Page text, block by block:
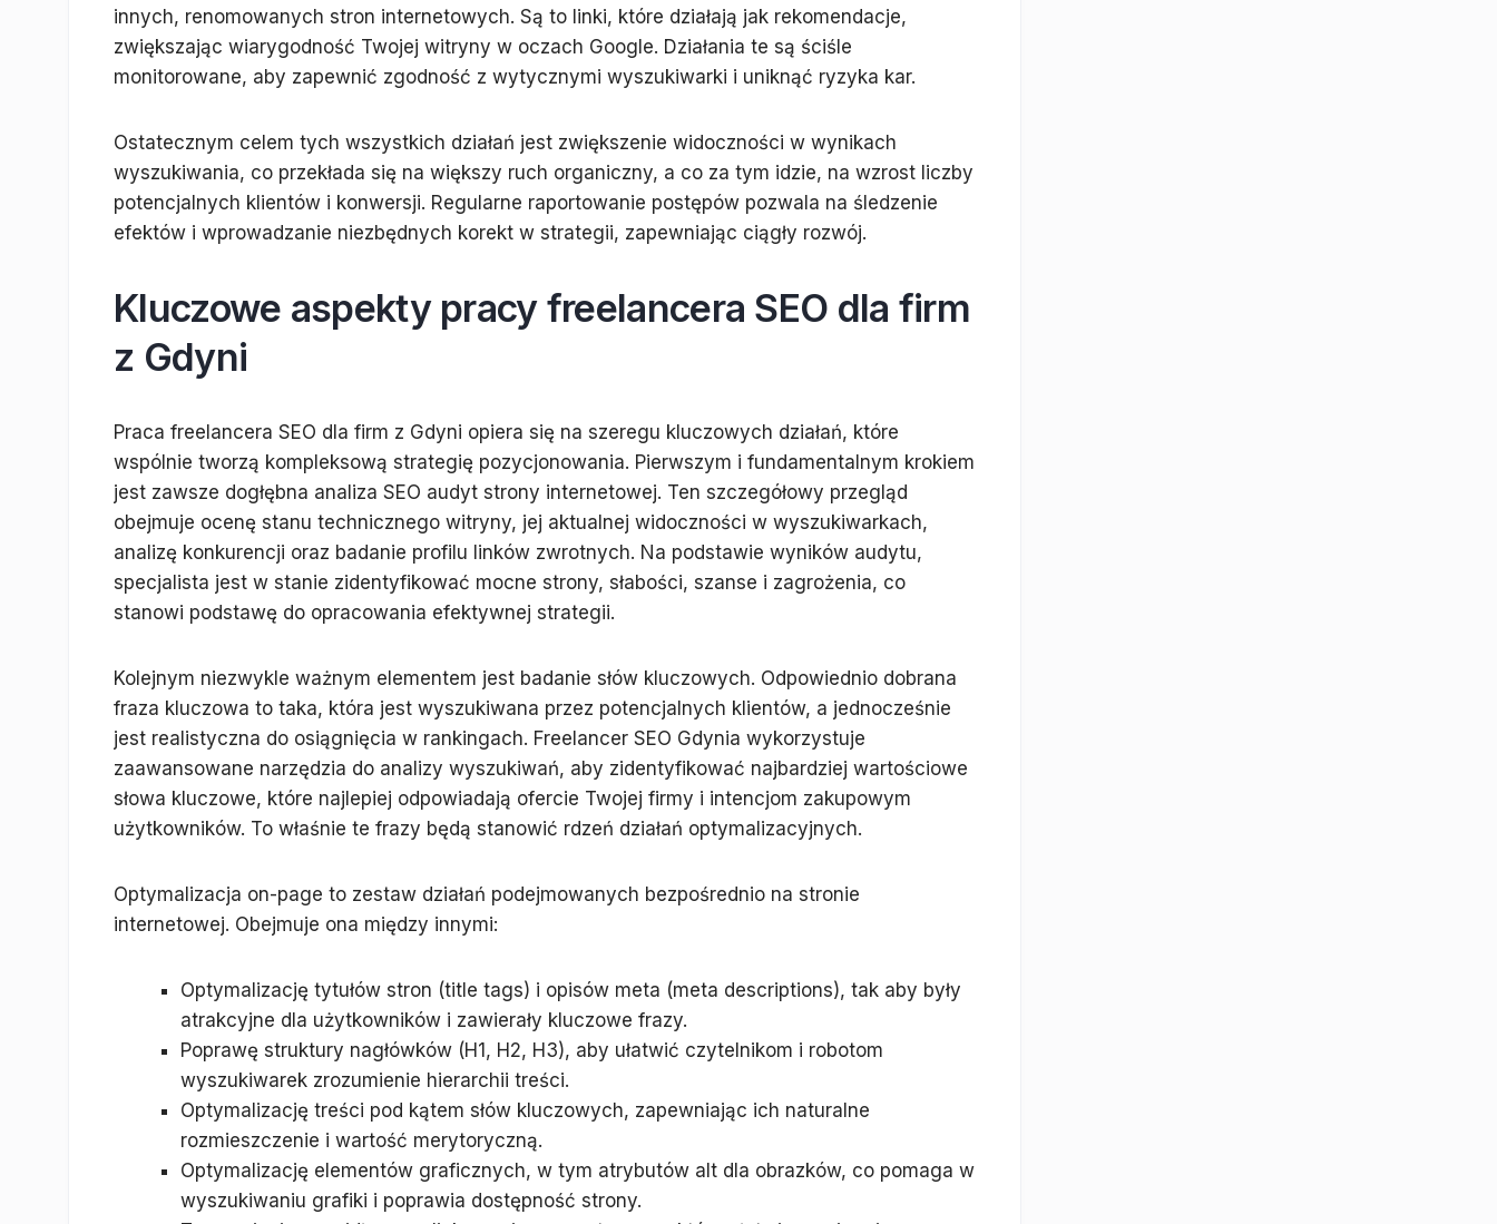
innych, renomowanych stron internetowych. Są to linki, które działają jak rekomendacje,
zwiększając wiarygodność Twojej witryny w oczach Google. Działania te są ściśle
monitorowane, aby zapewnić zgodność z wytycznymi wyszukiwarki i uniknąć ryzyka kar.
Ostatecznym celem tych wszystkich działań jest zwiększenie widoczności w wynikach
wyszukiwania, co przekłada się na większy ruch organiczny, a co za tym idzie, na wzrost liczby
potencjalnych klientów i konwersji. Regularne raportowanie postępów pozwala na śledzenie
efektów i wprowadzanie niezbędnych korekt w strategii, zapewniając ciągły rozwój.
Kluczowe aspekty pracy freelancera SEO dla firm
z Gdyni
Praca freelancera SEO dla firm z Gdyni opiera się na szeregu kluczowych działań, które
wspólnie tworzą kompleksową strategię pozycjonowania. Pierwszym i fundamentalnym krokiem
jest zawsze dogłębna analiza SEO audyt strony internetowej. Ten szczegółowy przegląd
obejmuje ocenę stanu technicznego witryny, jej aktualnej widoczności w wyszukiwarkach,
analizę konkurencji oraz badanie profilu linków zwrotnych. Na podstawie wyników audytu,
specjalista jest w stanie zidentyfikować mocne strony, słabości, szanse i zagrożenia, co
stanowi podstawę do opracowania efektywnej strategii.
Kolejnym niezwykle ważnym elementem jest badanie słów kluczowych. Odpowiednio dobrana
fraza kluczowa to taka, która jest wyszukiwana przez potencjalnych klientów, a jednocześnie
jest realistyczna do osiągnięcia w rankingach. Freelancer SEO Gdynia wykorzystuje
zaawansowane narzędzia do analizy wyszukiwań, aby zidentyfikować najbardziej wartościowe
słowa kluczowe, które najlepiej odpowiadają ofercie Twojej firmy i intencjom zakupowym
użytkowników. To właśnie te frazy będą stanowić rdzeń działań optymalizacyjnych.
Optymalizacja on-page to zestaw działań podejmowanych bezpośrednio na stronie
internetowej. Obejmuje ona między innymi:
Optymalizację tytułów stron (title tags) i opisów meta (meta descriptions), tak aby były
atrakcyjne dla użytkowników i zawierały kluczowe frazy.
Poprawę struktury nagłówków (H1, H2, H3), aby ułatwić czytelnikom i robotom
wyszukiwarek zrozumienie hierarchii treści.
Optymalizację treści pod kątem słów kluczowych, zapewniając ich naturalne
rozmieszczenie i wartość merytoryczną.
Optymalizację elementów graficznych, w tym atrybutów alt dla obrazków, co pomaga w
wyszukiwaniu grafiki i poprawia dostępność strony.